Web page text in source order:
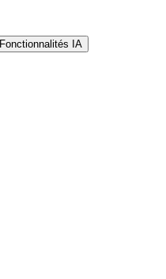
Fonctionnalités IA